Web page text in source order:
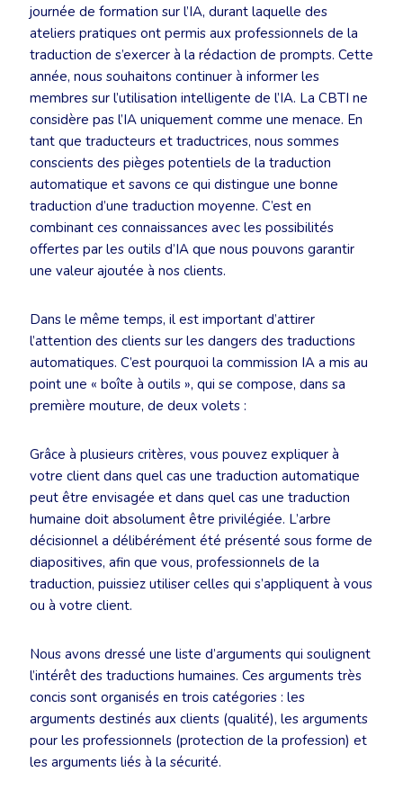
journée de formation sur l’IA, durant laquelle des
ateliers pratiques ont permis aux professionnels de la
traduction de s’exercer à la rédaction de prompts. Cette
année, nous souhaitons continuer à informer les
membres sur l’utilisation intelligente de l’IA. La CBTI ne
considère pas l’IA uniquement comme une menace. En
tant que traducteurs et traductrices, nous sommes
conscients des pièges potentiels de la traduction
automatique et savons ce qui distingue une bonne
traduction d’une traduction moyenne. C’est en
combinant ces connaissances avec les possibilités
offertes par les outils d’IA que nous pouvons garantir
une valeur ajoutée à nos clients.
Dans le même temps, il est important d’attirer
l’attention des clients sur les dangers des traductions
automatiques. C’est pourquoi la commission IA a mis au
point une « boîte à outils », qui se compose, dans sa
première mouture, de deux volets :
Grâce à plusieurs critères, vous pouvez expliquer à
votre client dans quel cas une traduction automatique
peut être envisagée et dans quel cas une traduction
humaine doit absolument être privilégiée. L’arbre
décisionnel a délibérément été présenté sous forme de
diapositives, afin que vous, professionnels de la
traduction, puissiez utiliser celles qui s’appliquent à vous
ou à votre client.
Nous avons dressé une liste d’arguments qui soulignent
l’intérêt des traductions humaines. Ces arguments très
concis sont organisés en trois catégories : les
arguments destinés aux clients (qualité), les arguments
pour les professionnels (protection de la profession) et
les arguments liés à la sécurité.